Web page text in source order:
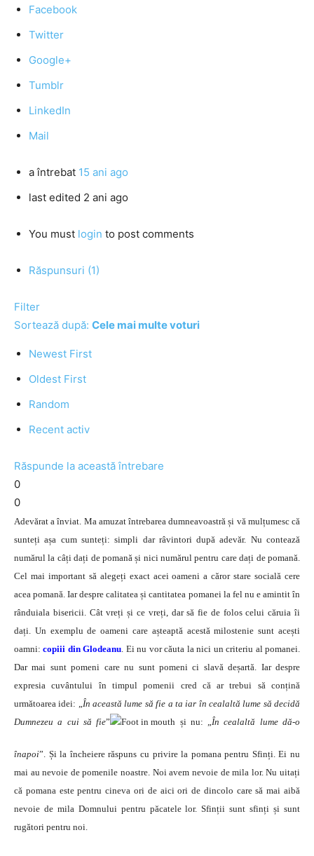
Facebook
Twitter
Google+
Tumblr
LinkedIn
Mail
a întrebat 15 ani ago
last edited 2 ani ago
You must login to post comments
Răspunsuri (1)
Filter
Sortează după: Cele mai multe voturi
Newest First
Oldest First
Random
Recent activ
Răspunde la această întrebare
0
0
Adevărat a înviat. Ma amuzat întrebarea dumneavoastră și vă mulțumesc că
sunteți așa cum sunteți: simpli dar râvintori după adevăr. Nu contează
numărul la câți dați de pomană și nici numărul pentru care dați de pomană.
Cel mai important să alegeți exact acei oameni a căror stare socială cere
acea pomană. Iar despre calitatea și cantitatea pomanei la fel nu e amintit în
rânduiala bisericii. Cât vreți și ce vreți, dar să fie de folos celui căruia îi
dați. Un exemplu de oameni care așteaptă acestă milostenie sunt acești
oamni:copiii din Glodeanu. Ei nu vor căuta la nici un criteriu al pomanei.
Dar mai sunt pomeni care nu sunt pomeni ci slavă deșartă. Iar despre
expresia cuvântului în timpul pomenii cred că ar trebui să conțină
următoarea idei: „În această lume să fie a ta iar în cealaltă lume să decidă
Dumnezeu a cui să fie” și nu: „În cealaltă lume dă-o
înapoi”. Și la încheiere răspuns cu privire la pomana pentru Sfinți. Ei nu
mai au nevoie de pomenile noastre. Noi avem nevoie de mila lor. Nu uitați
că pomana este pentru cineva ori de aici ori de dincolo care să mai aibă
nevoie de mila Domnului pentru păcatele lor. Sfinții sunt sfinți și sunt
rugători pentru noi.